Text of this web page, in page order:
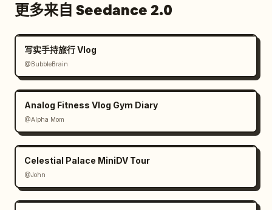
更多来自 Seedance 2.0
写实手持旅行 Vlog
@BubbleBrain
Analog Fitness Vlog Gym Diary
@Alpha Mom
Celestial Palace MiniDV Tour
@John